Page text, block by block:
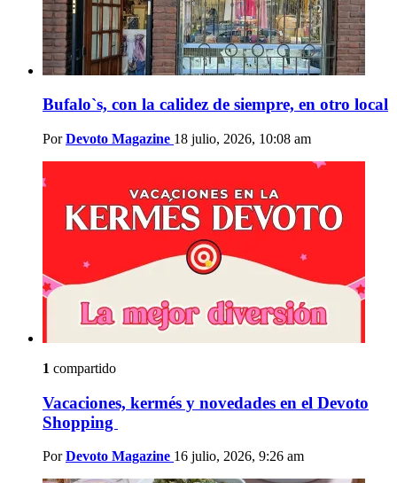
Bufalo`s, con la calidez de siempre, en otro local
Por Devoto Magazine 18 julio, 2026, 10:08 am
1 compartido
Vacaciones, kermés y novedades en el Devoto
Shopping
Por Devoto Magazine 16 julio, 2026, 9:26 am